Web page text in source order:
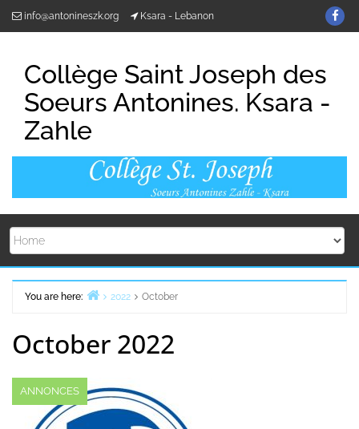
info@antonineszk.org Ksara - Lebanon
us
Collège Saint Joseph des
Soeurs Antonines. Ksara -
Zahle
You are here:
2022 October
October 2022
ANNONCES